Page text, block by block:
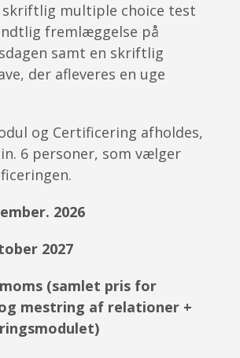
multiple choice test
fremlæggelse på
samt en skriftlig
der afleveres en uge
og Certificering afholdes,
6 personer, som vælger
2026
2027
moms (samlet pris for
mestring af relationer +